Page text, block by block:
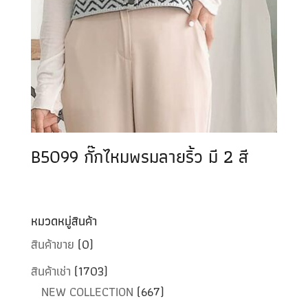
B5099 กั๊กไหมพรมลายริ้ว มี 2 สี
หมวดหมู่สินค้า
สินค้าขาย (0)
สินค้าเช่า (1703)
NEW COLLECTION (667)